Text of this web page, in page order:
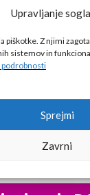
Upravljanje
piškotke. Z njimi
sistemov in
Sprejmi
Zavrni
Tukaj je!
za prejem